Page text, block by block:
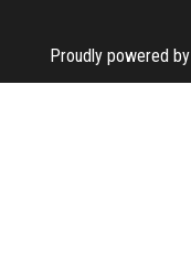
Proudly powered by